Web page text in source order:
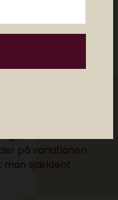
så er
på variationen
man sjældent